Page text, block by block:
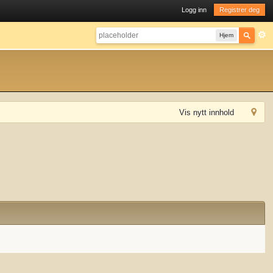
Logg inn Registrer deg
Hjem
Vis nytt innhold